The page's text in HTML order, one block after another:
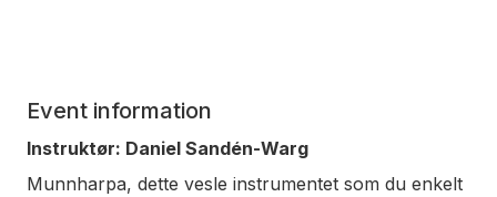
Event information
Instruktør: Daniel Sandén-Warg
Munnharpa, dette vesle instrumentet som du enkelt